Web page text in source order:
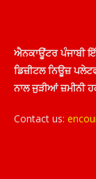
ਐਨਕਾਊਂਟਰ ਪੰਜਾਬੀ
ਡਿਜ਼ੀਟਲ ਨਿਊਜ਼
ਨਾਲ ਜੁੜੀਆਂ ਜ਼ਮੀਨੀ
Contact us: